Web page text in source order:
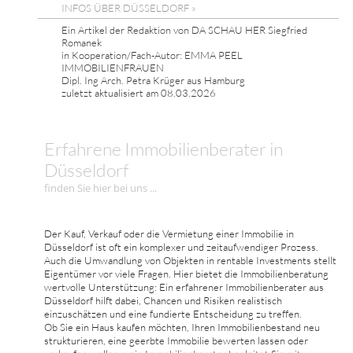
INFOS ÜBER DÜSSELDORF »
Ein Artikel der Redaktion von DA SCHAU HER Siegfried
Romanek
in Kooperation/Fach-Autor: EMMA PEEL
IMMOBILIENFRAUEN
Dipl. Ing Arch. Petra Krüger aus Hamburg
zuletzt aktualisiert am 08.03.2026
Erfahrene Immobilienberater in
Düsseldorf
finden Sie hier bei uns ...
Der Kauf, Verkauf oder die Vermietung einer Immobilie in
Düsseldorf ist oft ein komplexer und zeitaufwendiger Prozess.
Auch die Umwandlung von Objekten in rentable Investments stellt
Eigentümer vor viele Fragen. Hier bietet die Immobilienberatung
wertvolle Unterstützung: Ein erfahrener Immobilienberater aus
Düsseldorf hilft dabei, Chancen und Risiken realistisch
einzuschätzen und eine fundierte Entscheidung zu treffen.
Ob Sie ein Haus kaufen möchten, Ihren Immobilienbestand neu
strukturieren, eine geerbte Immobilie bewerten lassen oder